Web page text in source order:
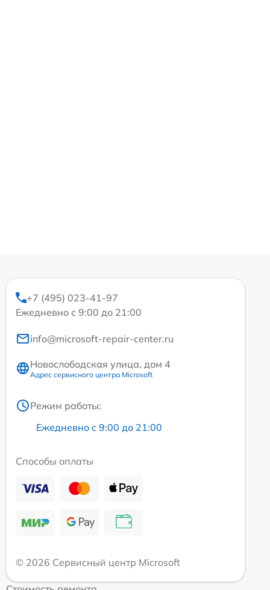
+7 (495) 023-41-97
Ежедневно с 9:00 до 21:00
info@microsoft-repair-center.ru
Новослободская улица, дом 4
Адрес сервисного центра Microsoft
Режим работы:
Ежедневно с 9:00 до 21:00
Способы оплаты
© 2026 Сервисный центр Microsoft